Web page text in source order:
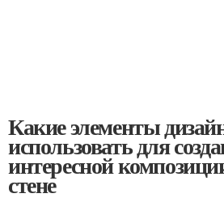
Какие элементы
использовать для
интересной
стене